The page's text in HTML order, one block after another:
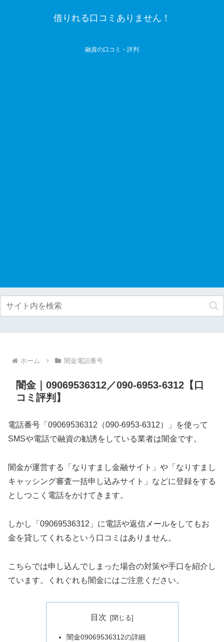
借りれる口コミありません！
融資の口コミ・評判
ホーム 闇金電話番号
闇金｜09069536312／090-6953-6312【口
コミ評判】
電話番号「09069536312（090-6953-6312）」を使って
SMSや電話で融資の勧誘をしている業者は闇金です。
闇金が運営する「なりすまし金融サイト」や「なりすまし
キャッシング審査一括申し込みサイト」などに登録をする
としつこく電話をかけてきます。
しかし「09069536312」に電話や返信メールをしてもお
金を貸してくれるという口コミはありません。
こちらでは申し込んでしまった場合の対策や手口を紹介し
ています。くれぐれも闇金にはご注意ください。
目次
闇金09069536312の詳細